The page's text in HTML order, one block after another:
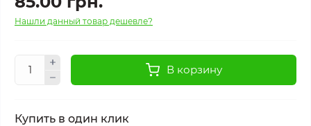
Нашли данный товар дешевле?
В корзину
Купить в один клик